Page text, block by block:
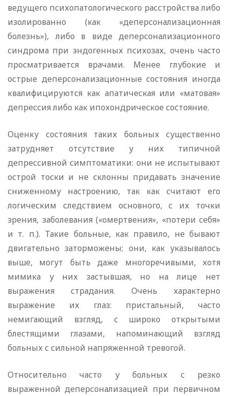
ведущего психопатологического расстройства либо
изолированно (как «деперсонализационная
болезнь»), либо в виде деперсонализационного
синдрома при эндогенных психозах, очень часто
просматривается врачами. Менее глубокие и
острые деперсонализационные состояния иногда
квалифицируются как апатическая или «матовая»
депрессия либо как ипохондрическое состояние.
Оценку состояния таких больных существенно
затрудняет отсутствие у них типичной
депрессивной симптоматики: они не испытывают
острой тоски и не склонны придавать значение
сниженному настроению, так как считают его
логическим следствием основного, с их точки
зрения, заболевания («омертвения», «потери себя»
и т. п.). Такие больные, как правило, не бывают
двигательно заторможены; они, как указывалось
выше, могут быть даже многоречивыми, хотя
мимика у них застывшая, но на лице нет
выражения страдания. Очень характерно
выражение их глаз: пристальный, часто
немигающий взгляд, с широко открытыми
блестящими глазами, напоминающий взгляд
больных с сильной напряженной тревогой.
Относительно часто у больных с резко
выраженной деперсонализацией при первичном